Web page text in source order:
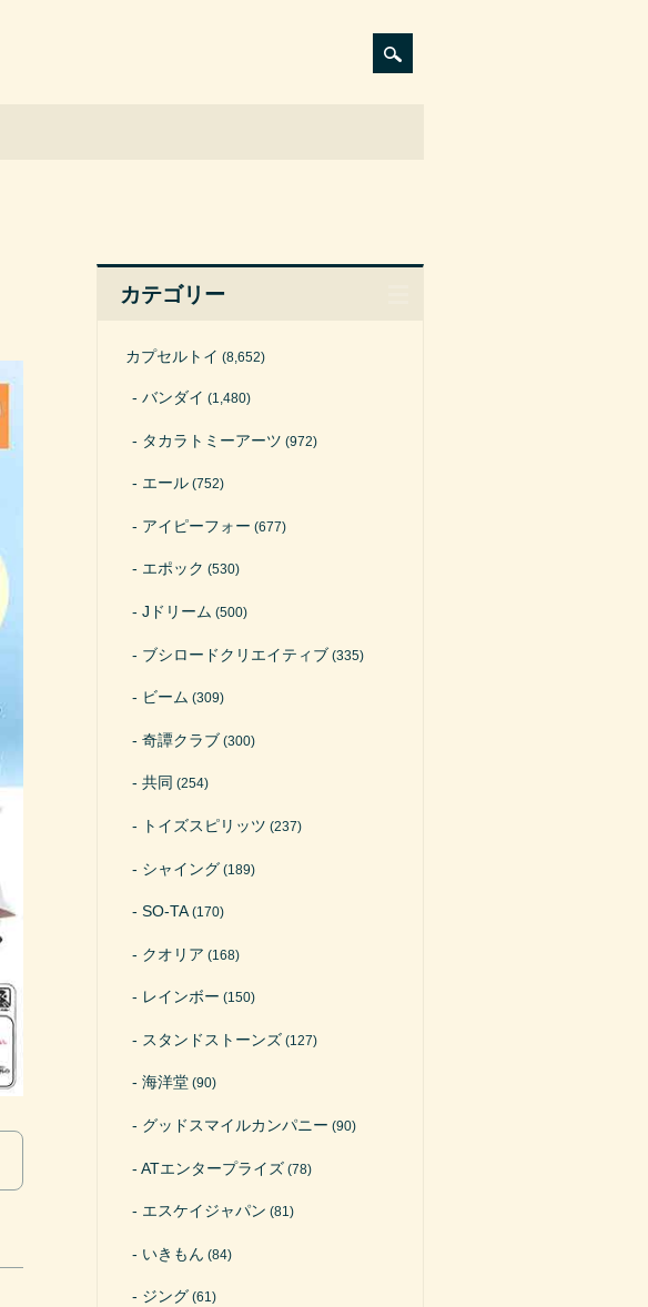
カテゴリー
カプセルトイ (8,652)
バンダイ (1,480)
タカラトミーアーツ (972)
エール (752)
アイピーフォー (677)
エポック (530)
Jドリーム (500)
ブシロードクリエイティブ (335)
ビーム (309)
奇譚クラブ (300)
共同 (254)
トイズスピリッツ (237)
シャイング (189)
SO-TA(170)
クオリア (168)
レインボー (150)
スタンドストーンズ (127)
海洋堂 (90)
グッドスマイルカンパニー (90)
ATエンタープライズ (78)
エスケイジャパン (81)
いきもん (84)
ジング (61)